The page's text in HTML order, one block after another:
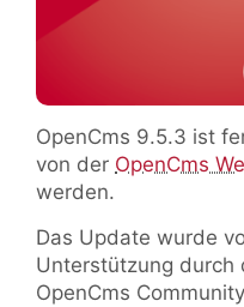
OpenCms 9.5.3 ist
von der OpenCms
werden.
Das Update wurde
Unterstützung durch
OpenCms